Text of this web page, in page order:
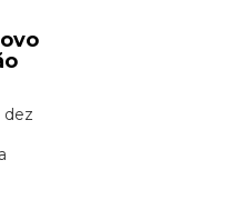
dez